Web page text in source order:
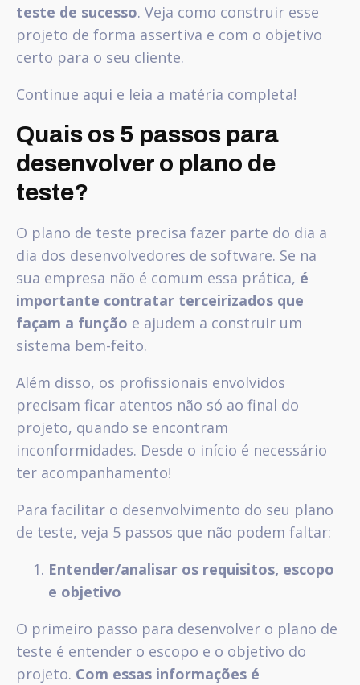
teste de sucesso. Veja como construir esse
projeto de forma assertiva e com o objetivo
certo para o seu cliente.
Continue aqui e leia a matéria completa!
Quais os 5 passos para
desenvolver o plano de
teste?
O plano de teste precisa fazer parte do dia a
dia dos desenvolvedores de software. Se na
sua empresa não é comum essa prática, é
importante contratar terceirizados que
façam a função e ajudem a construir um
sistema bem-feito.
Além disso, os profissionais envolvidos
precisam ficar atentos não só ao final do
projeto, quando se encontram
inconformidades. Desde o início é necessário
ter acompanhamento!
Para facilitar o desenvolvimento do seu plano
de teste, veja 5 passos que não podem faltar:
Entender/analisar os requisitos, escopo
e objetivo
O primeiro passo para desenvolver o plano de
teste é entender o escopo e o objetivo do
projeto. Com essas informações é